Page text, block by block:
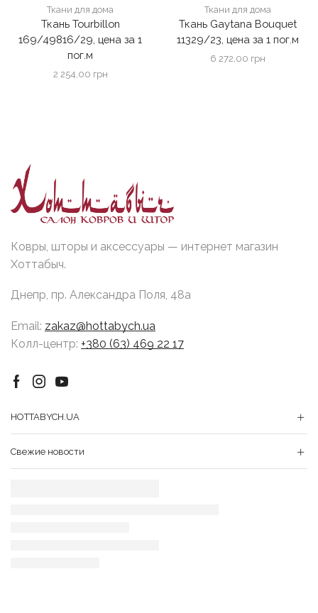
Ткани для дома
Ткань Tourbillon
169/49816/29, цена за 1
пог.м
2 254,00 грн
Ткани для дома
Ткань Gaytana Bouquet
11329/23, цена за 1 пог.м
6 272,00 грн
Ковры, шторы и аксессуары — интернет магазин
Хоттабыч.
Днепр, пр. Александра Поля, 48а
Email: zakaz@hottabych.ua
Колл-центр: +380 (63) 469 22 17
Facebook
Instagram
Youtube
HOTTABYCH.UA
Свежие новости